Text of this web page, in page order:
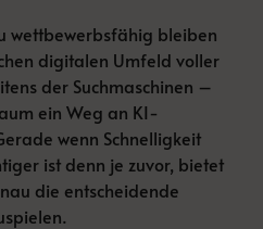
wettbewerbsfähig bleiben
digitalen Umfeld voller
der Suchmaschinen –
ein Weg an KI-
wenn Schnelligkeit
ist denn je zuvor, bietet
die entscheidende